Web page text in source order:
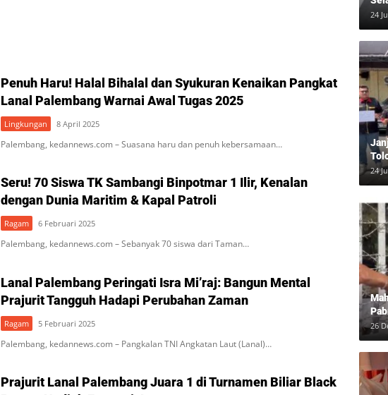
Penuh Haru! Halal Bihalal dan Syukuran Kenaikan Pangkat
Lanal Palembang Warnai Awal Tugas 2025
Lingkungan 8 April 2025
Palembang, kedannews.com – Suasana haru dan penuh kebersamaan…
Seru! 70 Siswa TK Sambangi Binpotmar 1 Ilir, Kenalan
dengan Dunia Maritim & Kapal Patroli
Ragam 6 Februari 2025
Palembang, kedannews.com – Sebanyak 70 siswa dari Taman…
Lanal Palembang Peringati Isra Mi’raj: Bangun Mental
Prajurit Tangguh Hadapi Perubahan Zaman
Ragam 5 Februari 2025
Palembang, kedannews.com – Pangkalan TNI Angkatan Laut (Lanal)…
Prajurit Lanal Palembang Juara 1 di Turnamen Biliar Black
24
24
26